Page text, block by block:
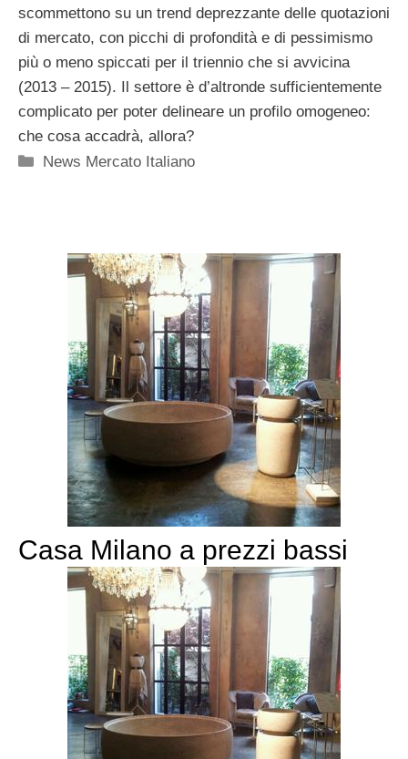
scommettono su un trend deprezzante delle quotazioni
di mercato, con picchi di profondità e di pessimismo
più o meno spiccati per il triennio che si avvicina
(2013 – 2015). Il settore è d’altronde sufficientemente
complicato per poter delineare un profilo omogeneo:
che cosa accadrà, allora?
Categorie
News Mercato Italiano
Casa Milano a prezzi bassi